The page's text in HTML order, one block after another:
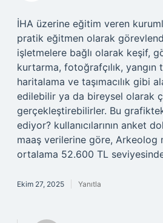
İHA üzerine eğitim veren
pratik eğitmen olarak
işletmelere bağlı olarak keşif,
kurtarma, fotoğrafçılık, yangın
haritalama ve taşımacılık gibi
edilebilir ya da bireysel olarak
gerçekleştirebilirler. Bu
ediyor? kullanıcılarının anket
maaş verilerine göre, Arkeolog
ortalama 52.600 TL
Ekim 27, 2025 Yanıtla